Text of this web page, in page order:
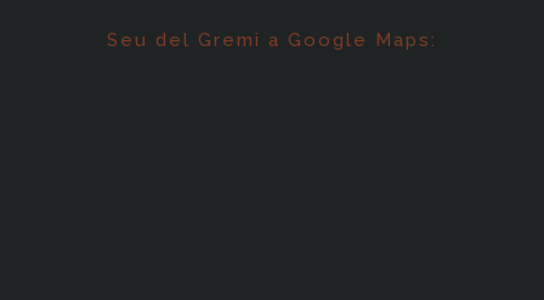
Seu del Gremi a Google Maps: